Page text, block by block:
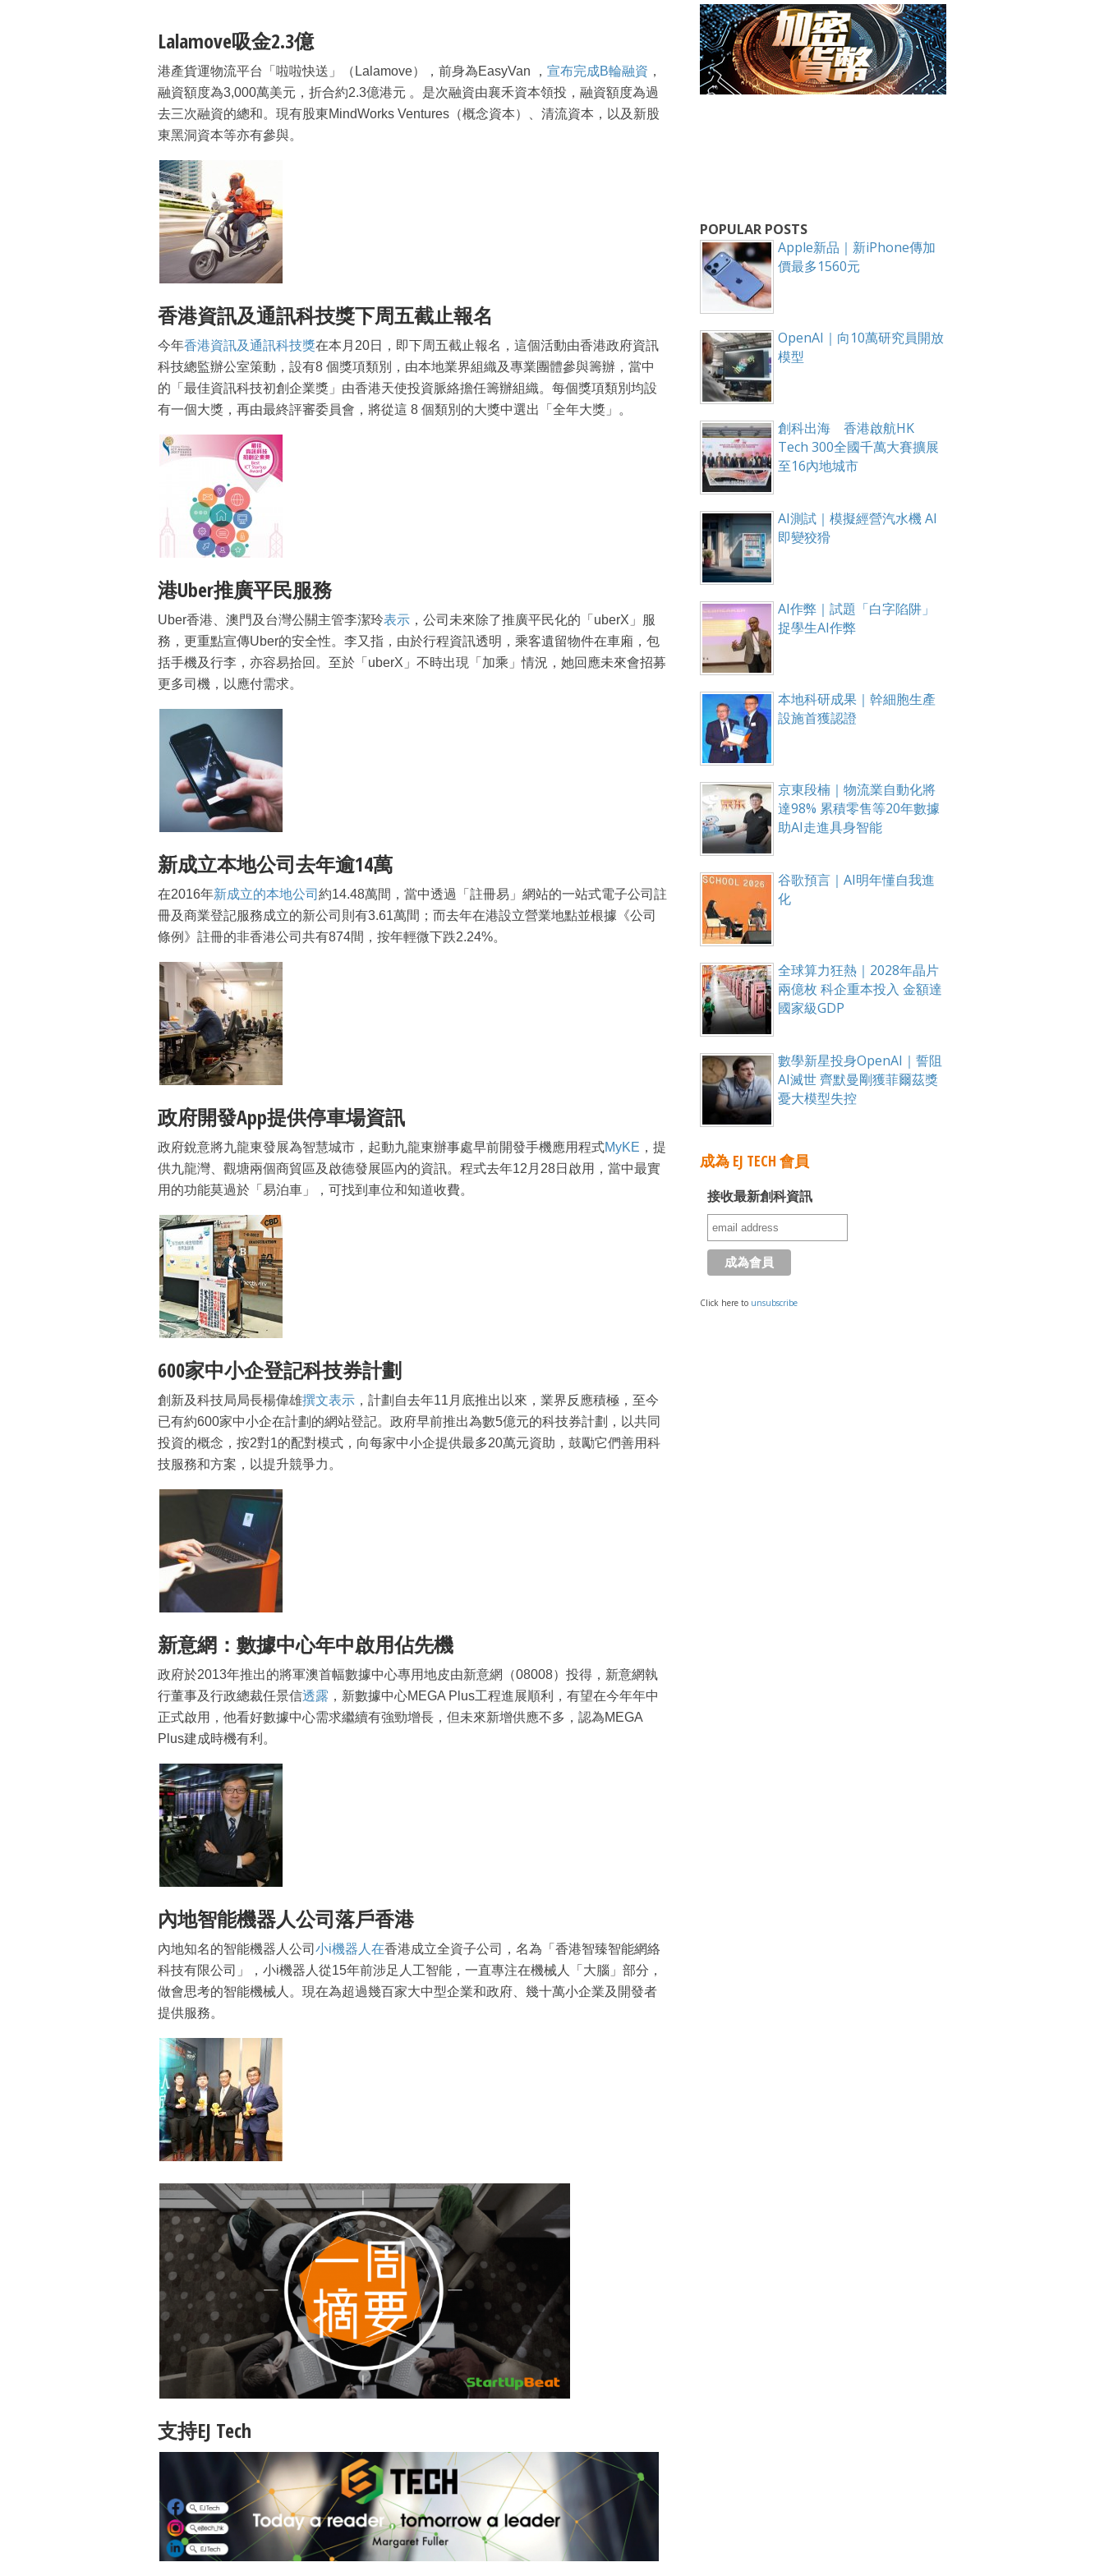
Lalamove吸金2.3億
港產貨運物流平台「啦啦快送」（Lalamove），前身為EasyVan ， 宣布完成B輪融資 ，
融資額度為3,000萬美元，折合約2.3億港元 。是次融資由襄禾資本領投，融資額度為過
去三次融資的總和。現有股東MindWorks Ventures（概念資本）、清流資本，以及新股
東黑洞資本等亦有參與。
香港資訊及通訊科技獎下周五截止報名
今年香港資訊及通訊科技獎在本月20日，即下周五截止報名，這個活動由香港政府資訊
科技總監辦公室策動，設有8 個獎項類別，由本地業界組織及專業團體參與籌辦，當中
的「最佳資訊科技初創企業獎」由香港天使投資脈絡擔任籌辦組織。每個獎項類別均設
有一個大獎，再由最終評審委員會，將從這 8 個類別的大獎中選出「全年大獎」。
港Uber推廣平民服務
Uber香港、澳門及台灣公關主管李潔玲表示 ，公司未來除了推廣平民化的「uberX」服
務，更重點宣傳Uber的安全性。李又指，由於行程資訊透明，乘客遺留物件在車廂，包
括手機及行李，亦容易拾回。至於「uberX」不時出現「加乘」情況，她回應未來會招募
更多司機，以應付需求。
新成立本地公司去年逾14萬
在2016年新成立的本地公司 約14.48萬間，當中透過「註冊易」網站的一站式電子公司註
冊及商業登記服務成立的新公司則有3.61萬間；而去年在港設立營業地點並根據《公司
條例》註冊的非香港公司共有874間，按年輕微下跌2.24%。
政府開發App提供停車場資訊
政府銳意將九龍東發展為智慧城市，起動九龍東辦事處早前開發手機應用程式MyKE ，提
供九龍灣、觀塘兩個商貿區及啟德發展區內的資訊。程式去年12月28日啟用，當中最實
用的功能莫過於「易泊車」，可找到車位和知道收費。
600家中小企登記科技券計劃
創新及科技局局長楊偉雄撰文表示 ，計劃自去年11月底推出以來，業界反應積極，至今
已有約600家中小企在計劃的網站登記。政府早前推出為數5億元的科技券計劃，以共同
投資的概念，按2對1的配對模式，向每家中小企提供最多20萬元資助，鼓勵它們善用科
技服務和方案，以提升競爭力。
新意網：數據中心年中啟用佔先機
政府於2013年推出的將軍澳首幅數據中心專用地皮由新意網（08008）投得，新意網執
行董事及行政總裁任景信透露 ，新數據中心MEGA Plus工程進展順利，有望在今年年中
正式啟用，他看好數據中心需求繼續有強勁增長，但未來新增供應不多，認為MEGA
Plus建成時機有利。
內地智能機器人公司落戶香港
內地知名的智能機器人公司 小i機器人在香港成立全資子公司，名為「香港智臻智能網絡
科技有限公司」，小i機器人從15年前涉足人工智能，一直專注在機械人「大腦」部分，
做會思考的智能機械人。現在為超過幾百家大中型企業和政府、幾十萬小企業及開發者
提供服務。
支持EJ Tech
POPULAR POSTS
Apple新品｜新iPhone傳加
價最多1560元
OpenAI｜向10萬研究員開放
模型
創科出海 香港啟航HK
Tech 300全國千萬大賽擴展
至16內地城市
AI測試｜模擬經營汽水機 AI
即變狡猾
AI作弊｜試題「白字陷阱」
捉學生AI作弊
本地科研成果｜幹細胞生產
設施首獲認證
京東段楠｜物流業自動化將
達98% 累積零售等20年數據
助AI走進具身智能
谷歌預言｜AI明年懂自我進
化
全球算力狂熱｜2028年晶片
兩億枚 科企重本投入 金額達
國家級GDP
數學新星投身OpenAI｜誓阻
AI滅世 齊默曼剛獲菲爾茲獎
憂大模型失控
成為 EJ TECH 會員
接收最新創科資訊
Click here to unsubscribe
成為 EJ Tech 會員
最新資訊（附創業懶人包），直達郵箱！